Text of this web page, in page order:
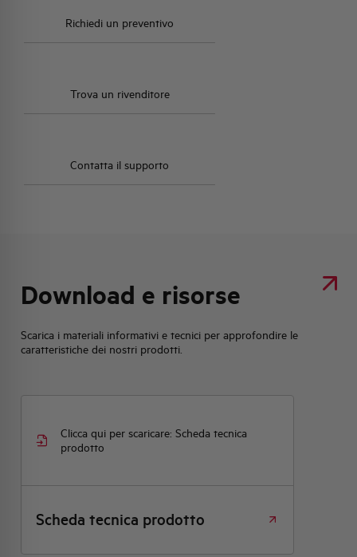
Richiedi un preventivo
Trova un rivenditore
Contatta il supporto
Download e risorse
Scarica i materiali informativi e tecnici per approfondire le
caratteristiche dei nostri prodotti.
Clicca qui per scaricare: Scheda tecnica
prodotto
Scheda tecnica prodotto